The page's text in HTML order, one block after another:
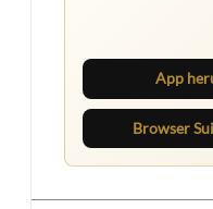
App
Browser